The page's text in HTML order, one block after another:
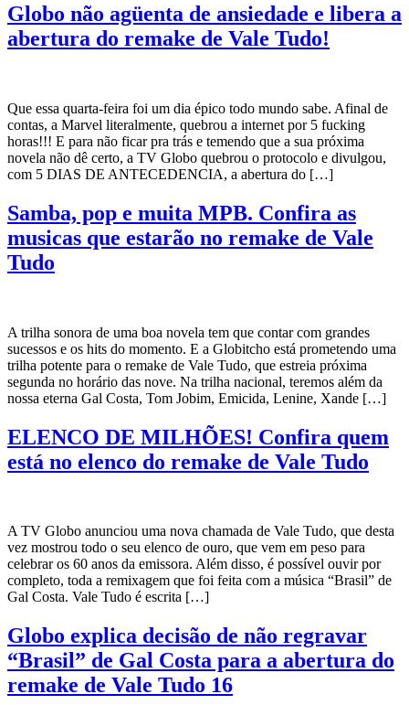
Globo não agüenta de ansiedade e libera a
abertura do remake de Vale Tudo!
Que essa quarta-feira foi um dia épico todo mundo sabe. Afinal de
contas, a Marvel literalmente, quebrou a internet por 5 fucking
horas!!! E para não ficar pra trás e temendo que a sua próxima
novela não dê certo, a TV Globo quebrou o protocolo e divulgou,
com 5 DIAS DE ANTECEDENCIA, a abertura do […]
Samba, pop e muita MPB. Confira as
musicas que estarão no remake de Vale
Tudo
A trilha sonora de uma boa novela tem que contar com grandes
sucessos e os hits do momento. E a Globitcho está prometendo uma
trilha potente para o remake de Vale Tudo, que estreia próxima
segunda no horário das nove. Na trilha nacional, teremos além da
nossa eterna Gal Costa, Tom Jobim, Emicida, Lenine, Xande […]
ELENCO DE MILHÕES! Confira quem
está no elenco do remake de Vale Tudo
A TV Globo anunciou uma nova chamada de Vale Tudo, que desta
vez mostrou todo o seu elenco de ouro, que vem em peso para
celebrar os 60 anos da emissora. Além disso, é possível ouvir por
completo, toda a remixagem que foi feita com a música “Brasil” de
Gal Costa. Vale Tudo é escrita […]
Globo explica decisão de não regravar
“Brasil” de Gal Costa para a abertura do
remake de Vale Tudo 16